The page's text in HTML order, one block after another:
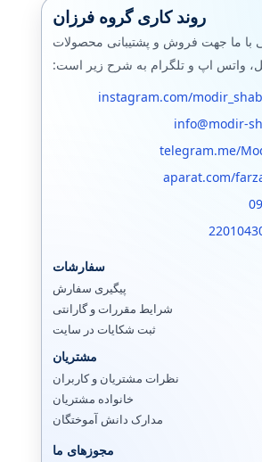
روند کاری گروه فرزان
با ما جهت فروش و پشتیبانی محصولات
واتس اپ و تلگرام به شرح زیر است:
instagram.com/
info@modir-
telegram.me/
aparat.com/
سفارشات
پیگیری سفارش
شرایط مقررات و گارانتی
ثبت شکایات در سایت
مشتریان
نظرات مشتریان و کاربران
خانواده مشتریان
مدارک دانش آموختگان
مجوزهای ما